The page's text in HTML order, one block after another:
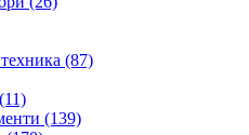
(87)
(11)
(139)